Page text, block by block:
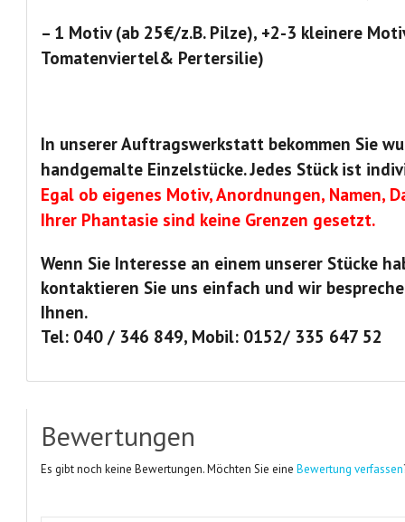
– 1 Motiv (ab 25€/z.B. Pilze), +2-3 kleinere
Tomatenviertel& Pertersilie)
In unserer Auftragswerkstatt bekommen Sie
handgemalte Einzelstücke. Jedes Stück ist
Egal ob eigenes Motiv, Anordnungen, Namen,
Ihrer Phantasie sind keine Grenzen gesetzt.
Wenn Sie Interesse an einem unserer Stücke
kontaktieren Sie uns einfach und wir
Ihnen.
Tel: 040 / 346 849, Mobil: 0152/ 335 647 52
Bewertungen
Es gibt noch keine Bewertungen. Möchten Sie eineBewertung verfassen